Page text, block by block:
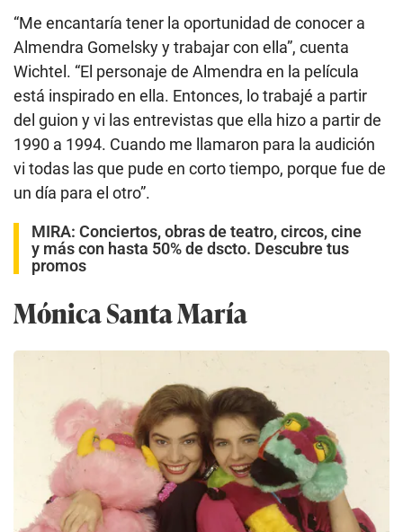
“Me encantaría tener la oportunidad de conocer a
Almendra Gomelsky y trabajar con ella”, cuenta
Wichtel. “El personaje de Almendra en la película
está inspirado en ella. Entonces, lo trabajé a partir
del guion y vi las entrevistas que ella hizo a partir de
1990 a 1994. Cuando me llamaron para la audición
vi todas las que pude en corto tiempo, porque fue de
un día para el otro”.
MIRA: Conciertos, obras de teatro, circos, cine
y más con hasta 50% de dscto. Descubre tus
promos
Mónica Santa María